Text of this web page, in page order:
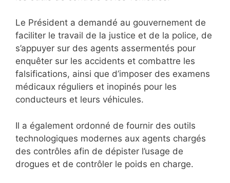
Le Président a demandé au gouvernement de
faciliter le travail de la justice et de la police, de
s’appuyer sur des agents assermentés pour
enquêter sur les accidents et combattre les
falsifications, ainsi que d’imposer des examens
médicaux réguliers et inopinés pour les
conducteurs et leurs véhicules.
Il a également ordonné de fournir des outils
technologiques modernes aux agents chargés
des contrôles afin de dépister l’usage de
drogues et de contrôler le poids en charge.